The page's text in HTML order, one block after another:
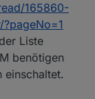
der vorherigen
Dann mit
nicht. Dan habe
auf die
hatte die
aber geht
165860-
Liste
benötigen
einschaltet.